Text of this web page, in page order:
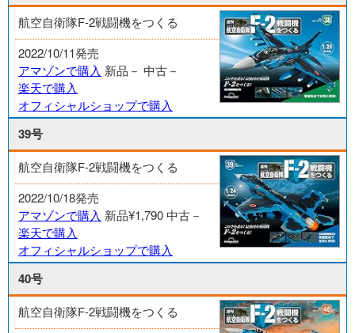
航空自衛隊F-2戦闘機をつくる
2022/10/11発売
アマゾンで購入 新品－ 中古－
楽天で購入
オフィシャルショップで購入
39号
航空自衛隊F-2戦闘機をつくる
2022/10/18発売
アマゾンで購入 新品¥1,790中古－
楽天で購入
オフィシャルショップで購入
40号
航空自衛隊F-2戦闘機をつくる